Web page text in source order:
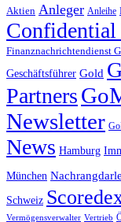
Aktien Anleger Anleihe
Confidential
Finanznachrichtendienst
Geschäftsführer Gold
Partners
Newsletter
News Hamburg
München
Schweiz
Vermögensverwalter Vertrieb